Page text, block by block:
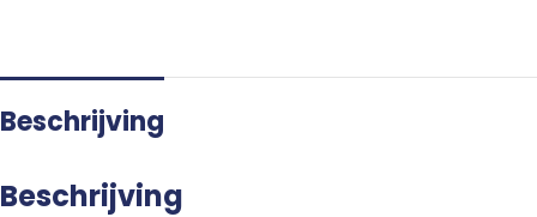
Beschrijving
Beschrijving